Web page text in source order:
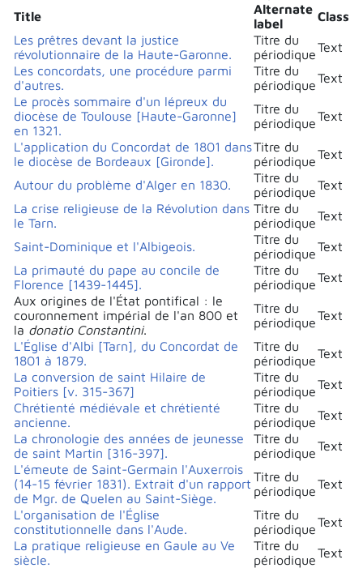
Title
Alternate
label
Class
Les prêtres devant la justice
révolutionnaire de la Haute-Garonne.
Titre du
périodiqueText
Les concordats, une procédure parmi
d'autres.
Titre du
périodiqueText
Le procès sommaire d'un lépreux du
diocèse de Toulouse [Haute-Garonne]
en 1321.
Titre du
périodiqueText
L'application du Concordat de 1801 dans
le diocèse de Bordeaux [Gironde].
Titre du
périodiqueText
Autour du problème d'Alger en 1830.
Titre du
périodiqueText
La crise religieuse de la Révolution dans
le Tarn.
Titre du
périodiqueText
Saint-Dominique et l'Albigeois.
Titre du
périodiqueText
La primauté du pape au concile de
Florence [1439-1445].
Titre du
périodiqueText
Aux origines de l'État pontifical : le
couronnement impérial de l'an 800 et
la donatio Constantini.
Titre du
périodiqueText
L'Église d'Albi [Tarn], du Concordat de
1801 à 1879.
Titre du
périodiqueText
La conversion de saint Hilaire de
Poitiers [v. 315-367]
Titre du
périodiqueText
Chrétienté médiévale et chrétienté
ancienne.
Titre du
périodiqueText
La chronologie des années de jeunesse
de saint Martin [316-397].
Titre du
périodiqueText
L'émeute de Saint-Germain l'Auxerrois
(14-15 février 1831). Extrait d'un rapport
de Mgr. de Quelen au Saint-Siège.
Titre du
périodiqueText
L'organisation de l'Église
constitutionnelle dans l'Aude.
Titre du
périodiqueText
La pratique religieuse en Gaule au Ve
siècle.
Titre du
périodiqueText